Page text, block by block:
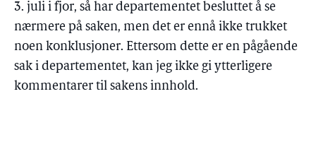
3. juli i fjor, så har departementet besluttet å se
nærmere på saken, men det er ennå ikke trukket
noen konklusjoner. Ettersom dette er en pågående
sak i departementet, kan jeg ikke gi ytterligere
kommentarer til sakens innhold.